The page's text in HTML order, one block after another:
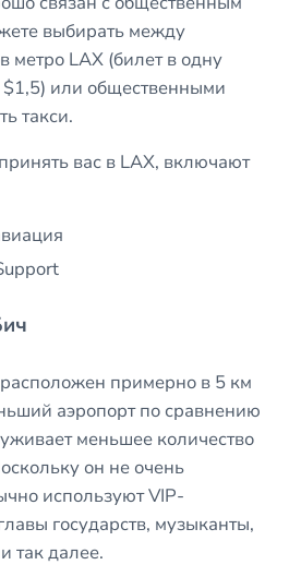
выбирать между
метро LAX (билет в одну
$1,5) или общественными
такси.
вас в LAX, включают
примерно в 5 км
аэропорт по сравнению
меньшее количество
он не очень
используют VIP-
государств, музыканты,
так далее.